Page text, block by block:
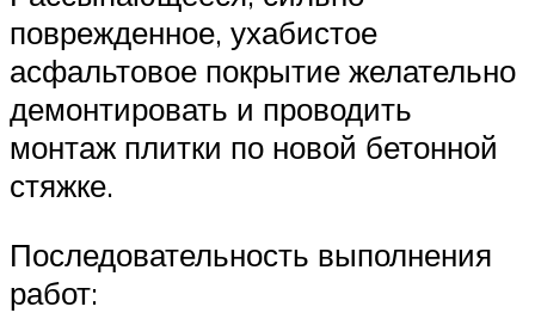
поврежденное, ухабистое
асфальтовое покрытие желательно
демонтировать и проводить
монтаж плитки по новой бетонной
стяжке.
Последовательность выполнения
работ: